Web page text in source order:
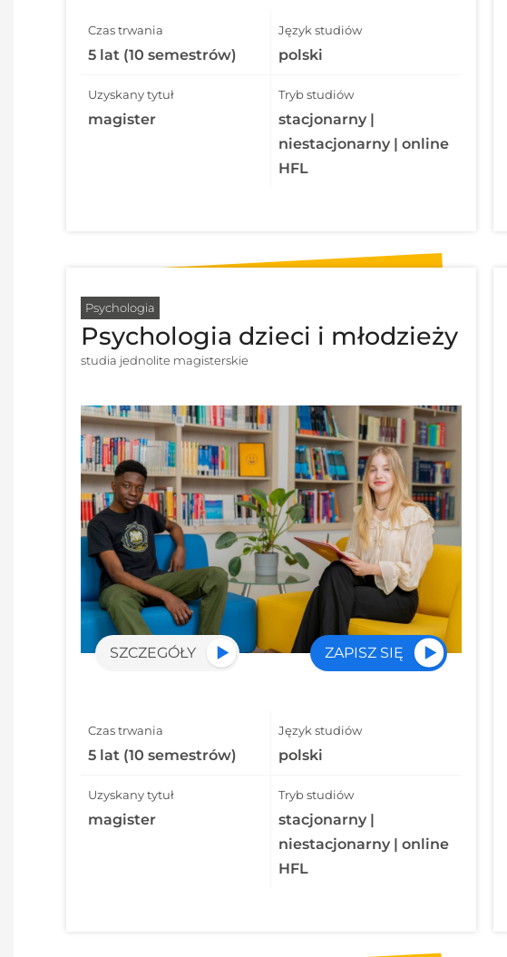
Czas trwania
5 lat (10 semestrów)
Język studiów
polski
Uzyskany tytuł
magister
Tryb studiów
stacjonarny |
niestacjonarny | online
HFL
Psychologia
Psychologia dzieci i młodzieży
studia jednolite magisterskie
SZCZEGÓŁY ZAPISZ SIĘ
Czas trwania
5 lat (10 semestrów)
Język studiów
polski
Uzyskany tytuł
magister
Tryb studiów
stacjonarny |
niestacjonarny | online
HFL